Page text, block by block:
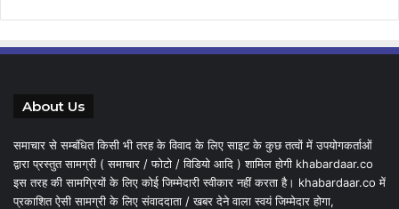
About Us
समाचार से सम्बंधित किसी भी तरह के विवाद के लिए साइट के कुछ तत्वों में उपयोगकर्ताओं
द्वारा प्रस्तुत सामग्री ( समाचार / फोटो / विडियो आदि ) शामिल होगी khabardaar.co
इस तरह की सामग्रियों के लिए कोई जिम्मेदारी स्वीकार नहीं करता है। khabardaar.co में
प्रकाशित ऐसी सामग्री के लिए संवाददाता / खबर देने वाला स्वयं जिम्मेदार होगा,